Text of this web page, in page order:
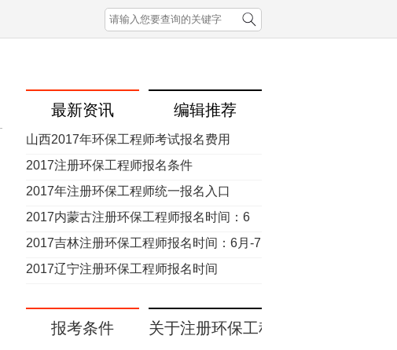
最新资讯 编辑推荐
山西2017年环保工程师考试报名费用
2017注册环保工程师报名条件
2017年注册环保工程师统一报名入口
2017内蒙古注册环保工程师报名时间：6
月-7月
2017吉林注册环保工程师报名时间：6月-7
月
2017辽宁注册环保工程师报名时间
报考条件 关于注册环保工程师